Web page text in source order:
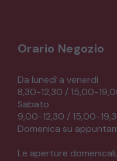
Orario Negozio
Da lunedì a venerdì
8,30-12,30 / 15,00-
Sabato
9,00-12,30 / 15,00-
Domenica su
Le aperture domenicali,